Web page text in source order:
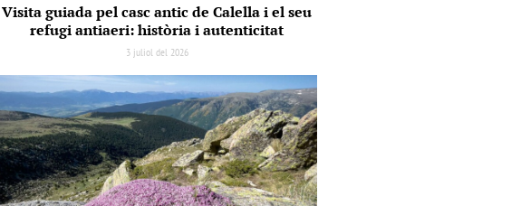
Visita guiada pel casc antic de Calella i el seu
refugi antiaeri: història i autenticitat
3 juliol del 2026